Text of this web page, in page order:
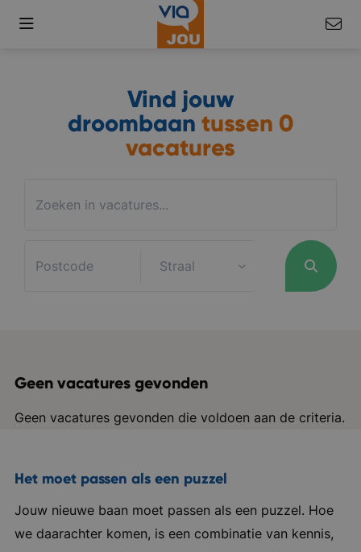
Vind jouw
droombaan tussen 0
vacatures
Geen vacatures gevonden
Geen vacatures gevonden die voldoen aan de criteria.
Het moet passen als een puzzel
Jouw nieuwe baan moet passen als een puzzel. Hoe
we daarachter komen, is een combinatie van kennis,